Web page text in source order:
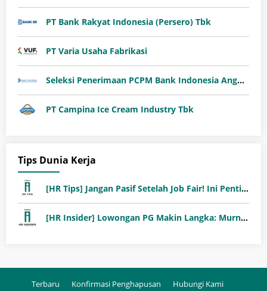
PT Bank Rakyat Indonesia (Persero) Tbk
PT Varia Usaha Fabrikasi
Seleksi Penerimaan PCPM Bank Indonesia Angkatan 41
PT Campina Ice Cream Industry Tbk
Tips Dunia Kerja
[HR Tips] Jangan Pasif Setelah Job Fair! Ini Pentingnya Follow-Up Setelah Job Fair
[HR Insider] Lowongan PG Makin Langka: Murni Seleksi atau Jalur Orang Dalam?
Terbaru Konfirmasi Penghapusan Hubungi Kami